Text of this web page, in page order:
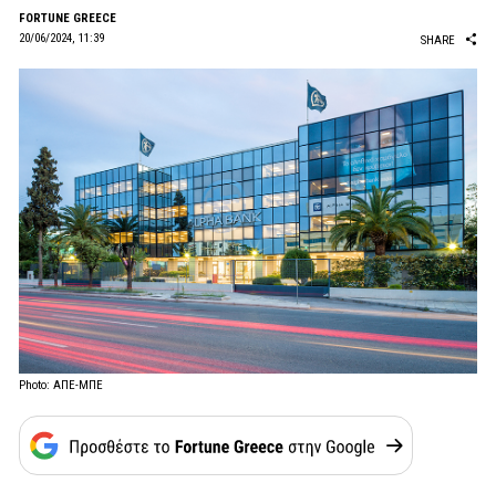
FORTUNE GREECE
20/06/2024, 11:39
SHARE
Photo: ΑΠΕ-ΜΠΕ